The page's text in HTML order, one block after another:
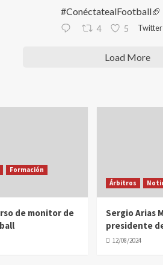
#ConéctatealFootball🏈
4 5 Twitter
Load More
Formación
de monitor de
Árbitros
Sergio Arias
presidente de
12/08/2024